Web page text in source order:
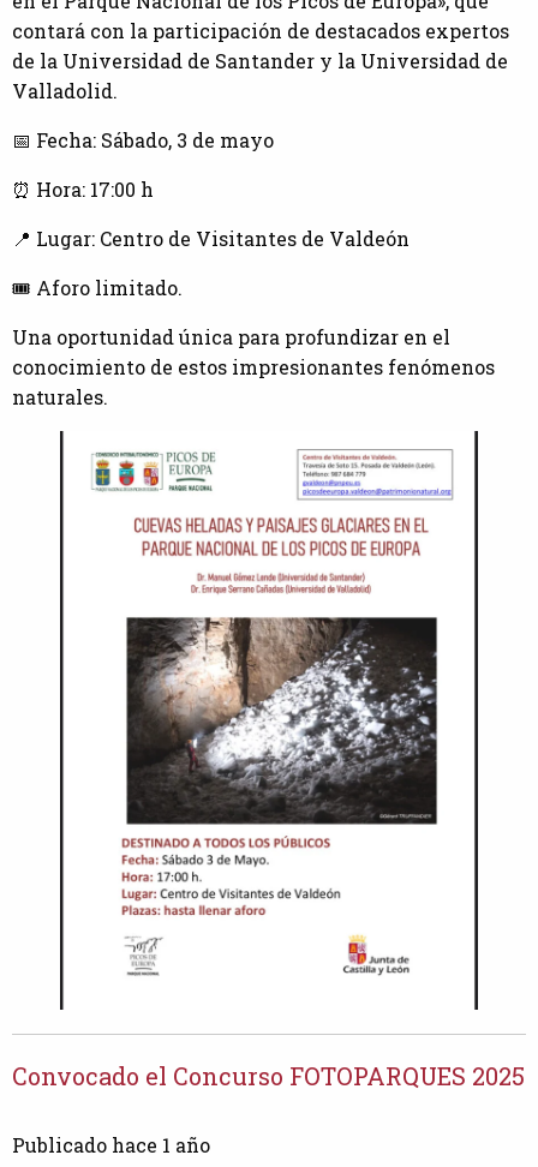
contará con la participación de destacados expertos
de la Universidad de Santander y la Universidad de
Valladolid.
📅 Fecha: Sábado, 3 de mayo
⏰ Hora: 17:00 h
📍 Lugar: Centro de Visitantes de Valdeón
🎟️ Aforo limitado.
Una oportunidad única para profundizar en el
conocimiento de estos impresionantes fenómenos
naturales.
Convocado el Concurso FOTOPARQUES 2025
Publicado hace 1 año